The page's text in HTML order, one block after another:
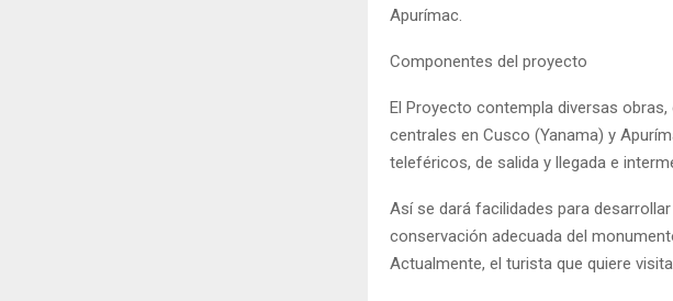
Apurímac.
Componentes del proyecto
El Proyecto contempla diversas
centrales en Cusco (Yanama) y
teleféricos, de salida y llegada e
Así se dará facilidades para
conservación adecuada del
Actualmente, el turista que quiere